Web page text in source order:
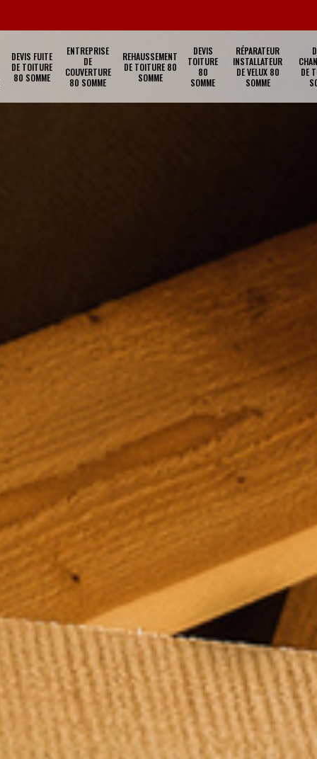
DEVIS FUITE
DE TOITURE
80 SOMME
ENTREPRISE
DE
COUVERTURE
80 SOMME
REHAUSSEMENT
DE TOITURE 80
SOMME
DEVIS
TOITURE
80
SOMME
RÉPARATEUR
INSTALLATEUR
DE VELUX 80
SOMME
DE